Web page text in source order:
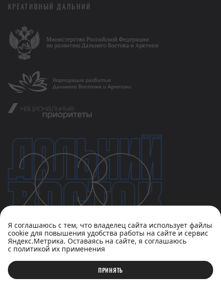
Я соглашаюсь с тем, что владелец сайта использует файлы
cookie для повышения удобства работы на сайте и сервис
Яндекс.Метрика. Оставаясь на сайте, я соглашаюсь
с политикой их применения
ПРИНЯТЬ
КРЕАТИВНЫЙ ДАЛЬНИЙ
Политика конфиденциальности
Пользовательское соглашение